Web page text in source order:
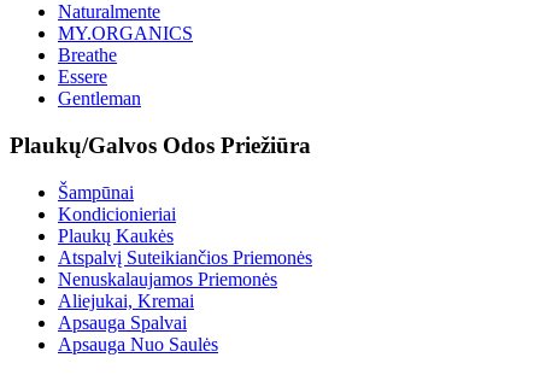
Naturalmente
MY.ORGANICS
Breathe
Essere
Gentleman
Plaukų/Galvos Odos Priežiūra
Šampūnai
Kondicionieriai
Plaukų Kaukės
Atspalvį Suteikiančios Priemonės
Nenuskalaujamos Priemonės
Aliejukai, Kremai
Apsauga Spalvai
Apsauga Nuo Saulės